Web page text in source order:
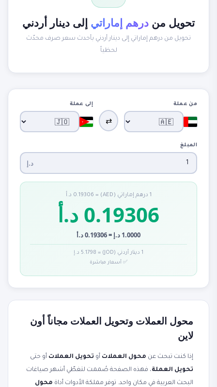
تحويل من درهم إماراتي إلى دينار أردني
تحويل من درهم إماراتي إلى دينار أردني بأحدث سعر صرف محدّث
لحظياً
من عملة
⇄
إلى عملة
المبلغ
د.إ
1 درهم إماراتي (AED) = 0.19306 د.أ
0.19306 د.أ
1.0000 د.إ = 0.19306 د.أ
1 دينار أردني (JOD) = 5.1798 د.إ
✅ أسعار مباشرة
محول العملات وتحويل العملات مجاناً أون
لاين
إذا كنت تبحث عن محول العملات أو تحويل العملات أو حتى
تحويل العملة، فهذه الصفحة صُممت لتغطّي أشهر صياغات
البحث العربية في مكان واحد. توفر مملكة الأدوات أداة محول